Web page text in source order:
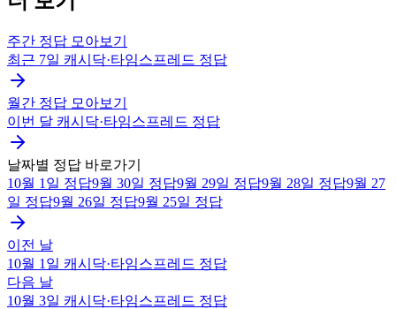
주간 정답 모아보기
최근 7일 캐시닥·타임스프레드 정답
월간 정답 모아보기
이번 달 캐시닥·타임스프레드 정답
날짜별 정답 바로가기
10월 1일 정답9월 30일 정답9월 29일 정답9월 28일 정답9월 27
일 정답9월 26일 정답9월 25일 정답
이전 날
10월 1일 캐시닥·타임스프레드 정답
다음 날
10월 3일 캐시닥·타임스프레드 정답